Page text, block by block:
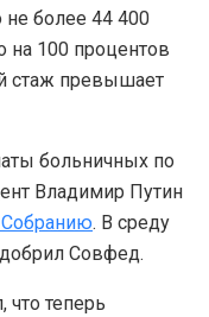
не более 44 400
на 100 процентов
стаж превышает
больничных по
Владимир Путин
. В среду
Совфед.
теперь